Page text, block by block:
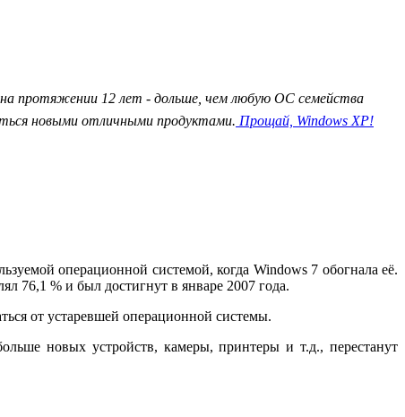
протяжении 12 лет - дольше, чем любую ОС семейства
новыми отличными продуктами. Прощай, Windows XP!
операционной системой, когда Windows 7 обогнала её.
76,1 % и был достигнут в январе 2007 года.
от устаревшей операционной системы.
новых устройств, камеры, принтеры и т.д., перестанут